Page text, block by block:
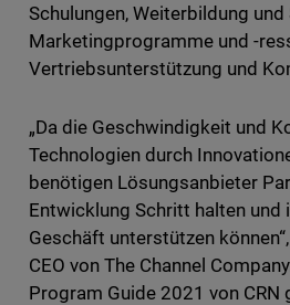
Schulungen, Weiterbildung
Marketingprogramme und -
Vertriebsunterstützung und
„Da die Geschwindigkeit und
Technologien durch
benötigen Lösungsanbieter
Entwicklung Schritt halten und
Geschäft unterstützen
CEO von The Channel
Program Guide 2021 von CRN